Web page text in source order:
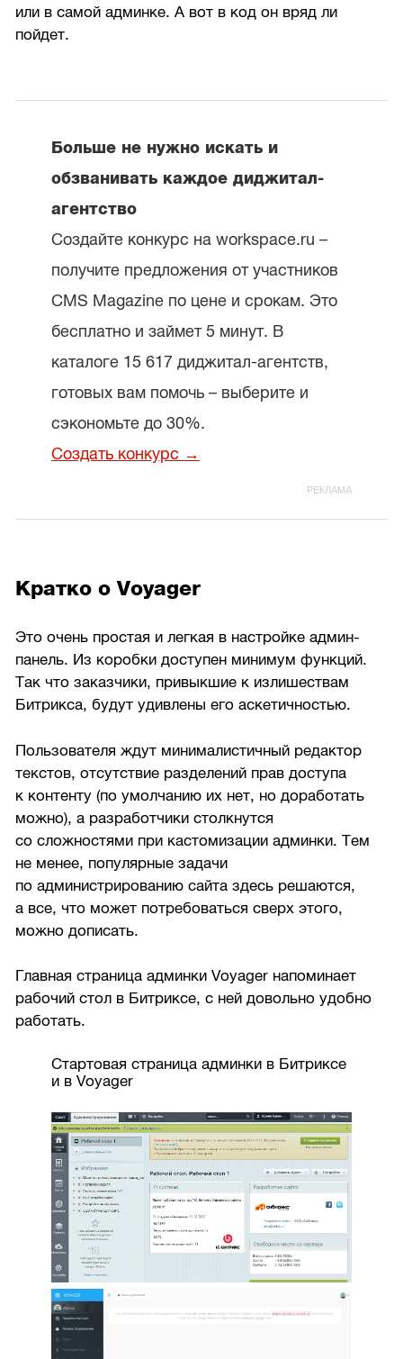
или в самой админке. А вот в код он вряд ли
пойдет.
Больше не нужно искать и
обзванивать каждое диджитал-
агентство
Создайте конкурс на workspace.ru –
получите предложения от участников
CMS Magazine по цене и срокам. Это
бесплатно и займет 5 минут. В
каталоге 15 617 диджитал-агентств,
готовых вам помочь – выберите и
сэкономьте до 30%.
Создать конкурс →
Кратко о Voyager
Это очень простая и легкая в настройке админ-
панель. Из коробки доступен минимум функций.
Так что заказчики, привыкшие к излишествам
Битрикса, будут удивлены его аскетичностью.
Пользователя ждут минималистичный редактор
текстов, отсутствие разделений прав доступа
к контенту (по умолчанию их нет, но доработать
можно), а разработчики столкнутся
со сложностями при кастомизации админки. Тем
не менее, популярные задачи
по администрированию сайта здесь решаются,
а все, что может потребоваться сверх этого,
можно дописать.
Главная страница админки Voyager напоминает
рабочий стол в Битриксе, с ней довольно удобно
работать.
Стартовая страница админки в Битриксе
и в Voyager